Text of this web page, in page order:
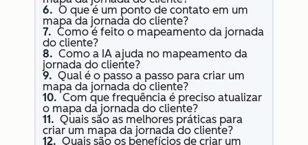
O que é um ponto de contato em um
mapa da jornada do cliente?
Como é feito o mapeamento da jornada
do cliente?
Como a IA ajuda no mapeamento da
jornada do cliente?
Qual é o passo a passo para criar um
mapa da jornada do cliente?
Com que frequência é preciso atualizar
o mapa da jornada do cliente?
Quais são as melhores práticas para
criar um mapa da jornada do cliente?
Quais são os benefícios de criar um